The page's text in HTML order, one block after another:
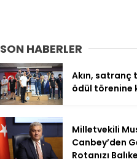
SON HABERLER
Akın, satranç
ödül törenine
Milletvekili
Canbey’den
Rotanızı